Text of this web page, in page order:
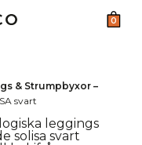
0
& Strumpbyxor –
svart